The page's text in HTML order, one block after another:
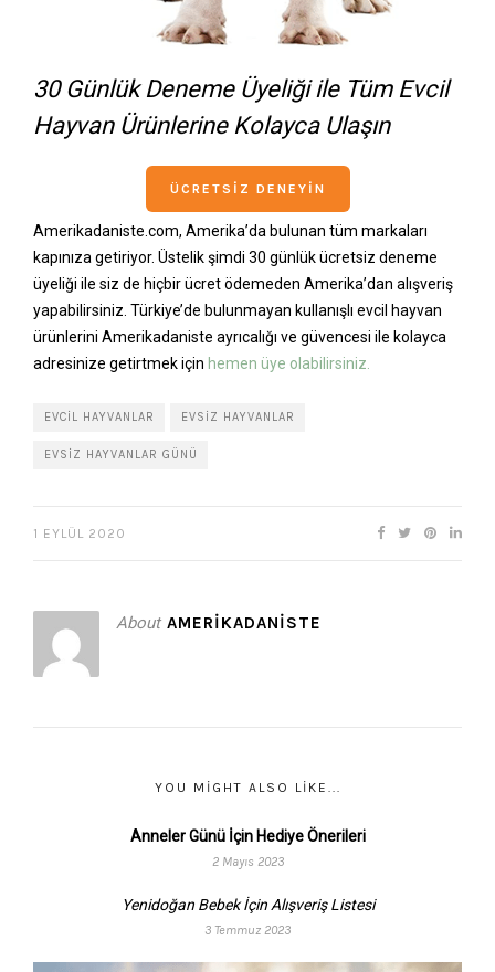
30 Günlük Deneme Üyeliği ile Tüm Evcil
Hayvan Ürünlerine Kolayca Ulaşın
ÜCRETSIZ DENEYIN
Amerikadaniste.com, Amerika’da bulunan tüm markaları
kapınıza getiriyor. Üstelik şimdi 30 günlük ücretsiz deneme
üyeliği ile siz de hiçbir ücret ödemeden Amerika’dan alışveriş
yapabilirsiniz. Türkiye’de bulunmayan kullanışlı evcil hayvan
ürünlerini Amerikadaniste ayrıcalığı ve güvencesi ile kolayca
adresinize getirtmek için hemen üye olabilirsiniz.
EVCIL HAYVANLAR EVSIZ HAYVANLAR
EVSIZ HAYVANLAR GÜNÜ
1 EYLÜL 2020
About AMERIKADANISTE
YOU MIGHT ALSO LIKE...
Anneler Günü İçin Hediye Önerileri
2 Mayıs 2023
Yenidoğan Bebek İçin Alışveriş Listesi
3 Temmuz 2023